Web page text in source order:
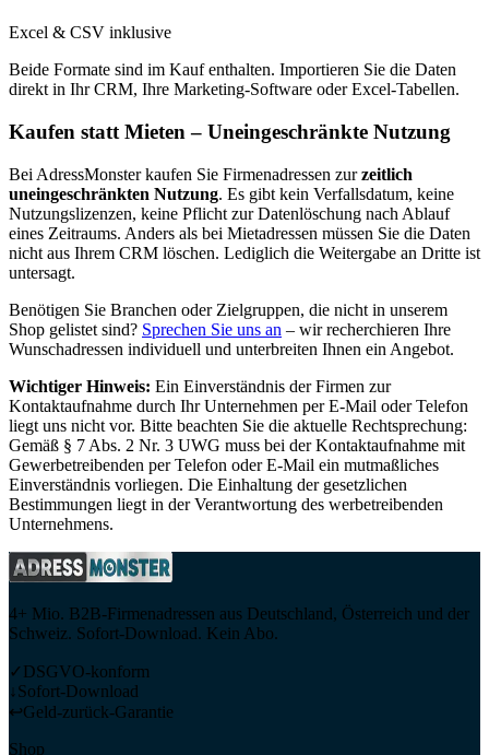
Excel & CSV inklusive
Beide Formate sind im Kauf enthalten. Importieren Sie die Daten
direkt in Ihr CRM, Ihre Marketing-Software oder Excel-Tabellen.
Kaufen statt Mieten – Uneingeschränkte Nutzung
Bei AdressMonster kaufen Sie Firmenadressen zur zeitlich
uneingeschränkten Nutzung. Es gibt kein Verfallsdatum, keine
Nutzungslizenzen, keine Pflicht zur Datenlöschung nach Ablauf
eines Zeitraums. Anders als bei Mietadressen müssen Sie die Daten
nicht aus Ihrem CRM löschen. Lediglich die Weitergabe an Dritte ist
untersagt.
Benötigen Sie Branchen oder Zielgruppen, die nicht in unserem
Shop gelistet sind? Sprechen Sie uns an – wir recherchieren Ihre
Wunschadressen individuell und unterbreiten Ihnen ein Angebot.
Wichtiger Hinweis: Ein Einverständnis der Firmen zur
Kontaktaufnahme durch Ihr Unternehmen per E-Mail oder Telefon
liegt uns nicht vor. Bitte beachten Sie die aktuelle Rechtsprechung:
Gemäß § 7 Abs. 2 Nr. 3 UWG muss bei der Kontaktaufnahme mit
Gewerbetreibenden per Telefon oder E-Mail ein mutmaßliches
Einverständnis vorliegen. Die Einhaltung der gesetzlichen
Bestimmungen liegt in der Verantwortung des werbetreibenden
Unternehmens.
4+ Mio. B2B-Firmenadressen aus Deutschland, Österreich und der
Schweiz. Sofort-Download. Kein Abo.
✓ DSGVO-konform
↓Sofort-Download
↩Geld-zurück-Garantie
Shop